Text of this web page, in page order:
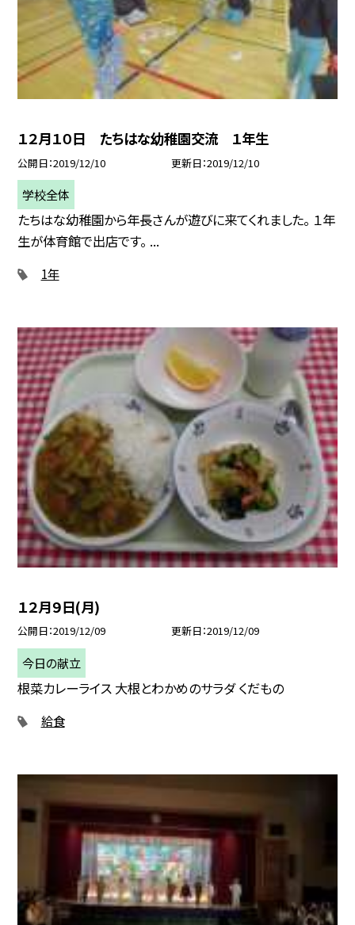
１２月１０日 たちはな幼稚園交流 １年生
公開日 2019/12/10 更新日 2019/12/10
学校全体
たちはな幼稚園から年長さんが遊びに来てくれました。 １年
生が体育館で出店です。 ...
1年
１２月９日(月)
公開日 2019/12/09 更新日 2019/12/09
今日の献立
根菜カレーライス 大根とわかめのサラダ くだもの
給食